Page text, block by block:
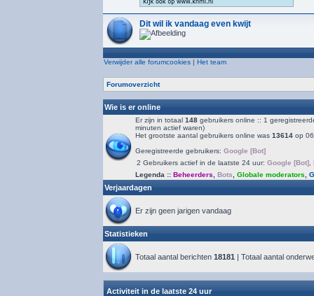
Dit wil ik vandaag even kwijt
Verwijder alle forumcookies | Het team
Forumoverzicht
Wie is er online
Er zijn in totaal 148 gebruikers online :: 1
minuten actief waren)
Het grootste aantal gebruikers online was 13614 op
Geregistreerde gebruikers: Google [Bot]
2 Gebruikers actief in de laatste 24 uur: Google [Bot]
Legenda :: Beheerders Bots Globale moderators
Verjaardagen
Er zijn geen jarigen vandaag
Statistieken
Totaal aantal berichten 18181 | Totaal aantal
Activiteit in de laatste 24 uur